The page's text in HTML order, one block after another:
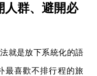
人群、避開必
就是放下系統化的語
最喜歡不排行程的旅